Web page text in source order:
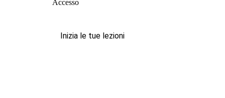
Accesso
Inizia le tue lezioni